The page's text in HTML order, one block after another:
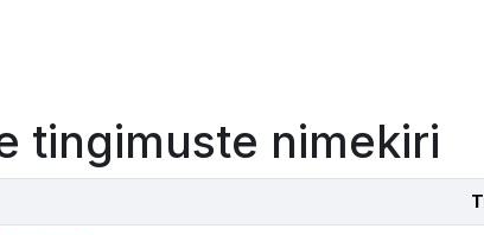
tingimuste nimekiri